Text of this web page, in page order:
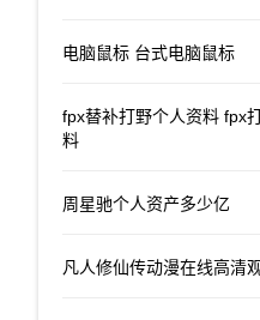
电脑鼠标 台式电脑鼠标
fpx替补打野个人资料 fpx
料
周星驰个人资产多少亿
凡人修仙传动漫在线高清